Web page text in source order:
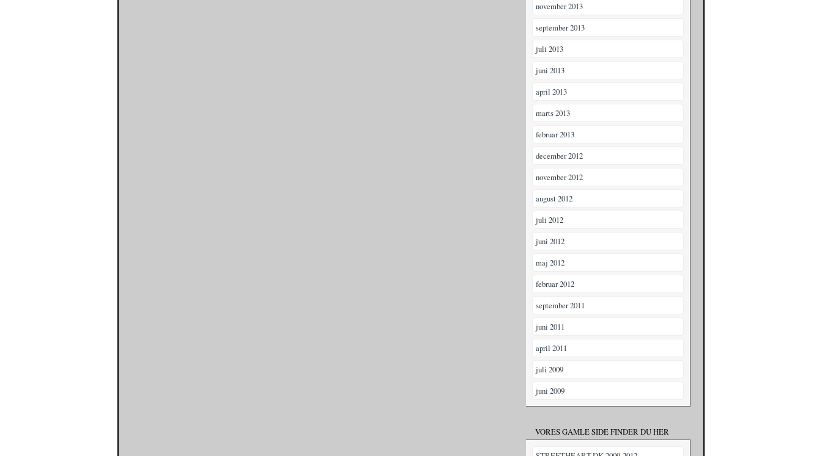
november 2013
september 2013
juli 2013
juni 2013
april 2013
marts 2013
februar 2013
december 2012
november 2012
august 2012
juli 2012
juni 2012
maj 2012
februar 2012
september 2011
juni 2011
april 2011
juli 2009
juni 2009
VORES GAMLE SIDE FINDER DU HER